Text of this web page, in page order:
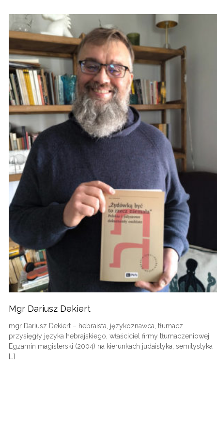
Mgr Dariusz Dekiert
mgr Dariusz Dekiert – hebraista, językoznawca, tłumacz
przysięgły języka hebrajskiego, właściciel firmy tłumaczeniowej.
Egzamin magisterski (2004) na kierunkach judaistyka, semitystyka
[…]